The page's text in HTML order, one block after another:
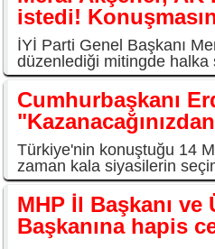
istedi!
İYİ Parti Genel Başkanı
düzenlediği mitingde halka
Cumhurbaşkanı
Türkiye'nin konuştuğu 14
zaman kala siyasilerin
MHP İl Başkanı ve
Başkanına hapis